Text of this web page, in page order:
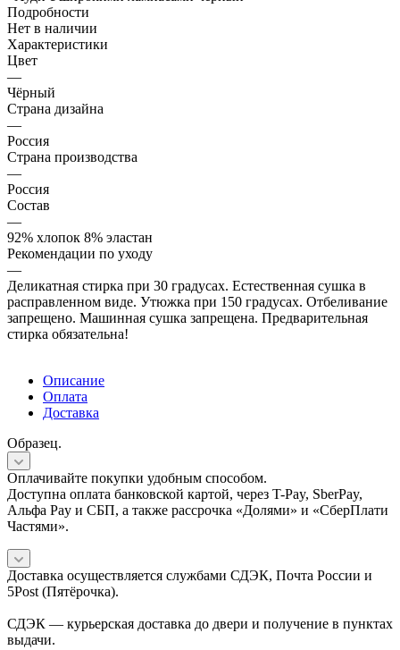
Подробности
Нет в наличии
Характеристики
Цвет
—
Чёрный
Страна дизайна
—
Россия
Страна производства
—
Россия
Состав
—
92% хлопок 8% эластан
Рекомендации по уходу
—
Деликатная стирка при 30 градусах. Естественная сушка в
расправленном виде. Утюжка при 150 градусах. Отбеливание
запрещено. Машинная сушка запрещена. Предварительная
стирка обязательна!
Описание
Оплата
Доставка
Образец.
Оплачивайте покупки удобным способом.
Доступна оплата банковской картой, через T-Pay, SberPay,
Альфа Pay и СБП, а также рассрочка «Долями» и «СберПлати
Частями».
Доставка осуществляется службами СДЭК, Почта России и
5Post (Пятёрочка).
СДЭК — курьерская доставка до двери и получение в пунктах
выдачи.